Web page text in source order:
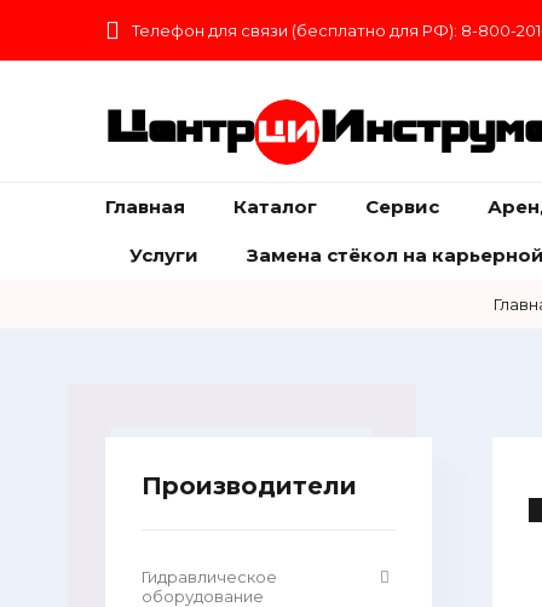
Телефон для связи (бесплатно для РФ): 8-800-
Центр
Главная Каталог Сервис
Услуги Замена стёкол на
Производители
Гидравлическое
оборудование